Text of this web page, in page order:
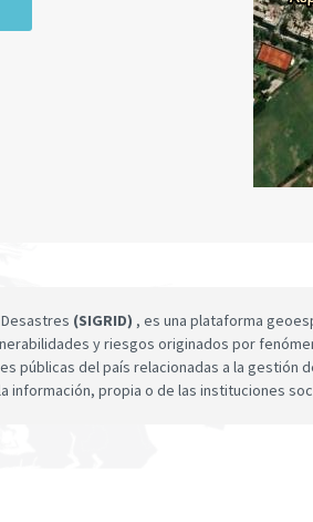
(SIGRID) , es una plataforma
y riesgos originados por
públicas del país relacionadas a la
propia o de las instituciones